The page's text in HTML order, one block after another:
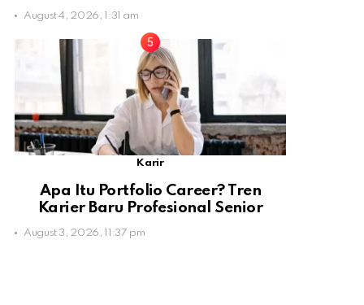
August 4, 2026, 1:31 am
Karir
Apa Itu Portfolio Career? Tren
Karier Baru Profesional Senior
August 3, 2026, 11:37 pm